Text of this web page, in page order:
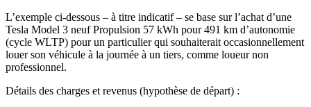
L’exemple ci-dessous – à titre indicatif – se base sur l’achat d’une
Tesla Model 3 neuf Propulsion 57 kWh pour 491 km d’autonomie
(cycle WLTP) pour un particulier qui souhaiterait occasionnellement
louer son véhicule à la journée à un tiers, comme loueur non
professionnel.
Détails des charges et revenus (hypothèse de départ) :